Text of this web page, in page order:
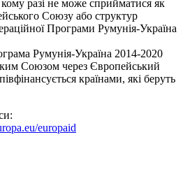
кому разі не може сприйматися як
Союзу або структур
Програми Румунія-Україна
Румунія-Україна 2014-2020
Союзом через Європейський
країнами, які беруть
europaid